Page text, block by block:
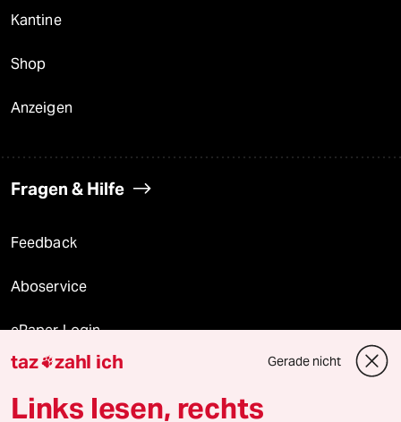
Kantine
Shop
Anzeigen
Fragen & Hilfe
Feedback
Aboservice
ePaper Login
Downloads für Abonnierende
taz zahl ich Gerade nicht
Links lesen, rechts